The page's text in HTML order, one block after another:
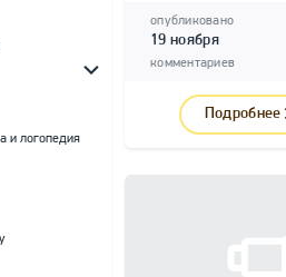
и логопедия
опубликовано
19 ноября
комментариев
Подробнее